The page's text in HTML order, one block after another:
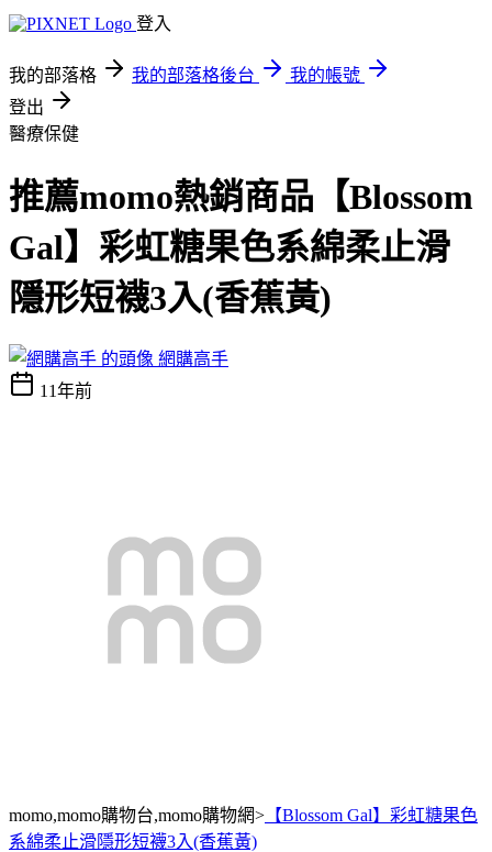
登入
我的部落格 我的部落格後台
我的帳號
登出
醫療保健
推薦momo熱銷商品【Blossom
Gal】彩虹糖果色系綿柔止滑
隱形短襪3入(香蕉黃)
網購高手
11年前
momo,momo購物台,momo購物網> 【Blossom Gal】彩虹糖果色
系綿柔止滑隱形短襪3入(香蕉黃)